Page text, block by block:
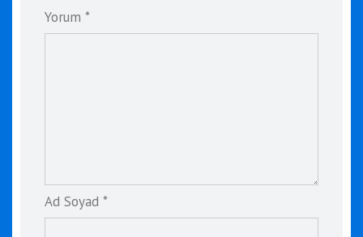
Yorum *
Ad Soyad *